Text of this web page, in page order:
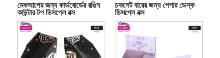
মেকআপের জন্য কার্ডবোর্ডের রঙিন
কাউন্টার টপ ডিসপ্লে বক্স
চকলেট বারের জন্য পেপার ডেস্ক
ডিসপ্লে বক্স